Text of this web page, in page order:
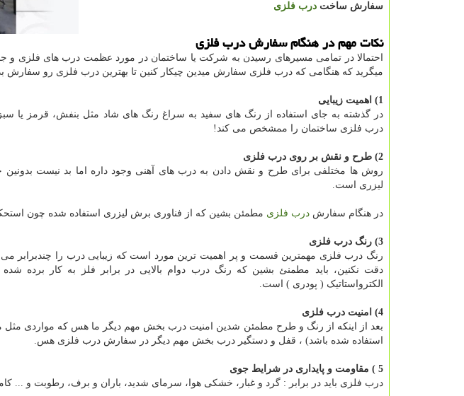
سفارش ساخت درب فلزی
نکات مهم در هنگام سفارش درب فلزی
احتمالا در تمامی مسیرهای رسیدن به شرکت یا ساختمان در مورد عظمت درب های فلزی و
میگرید که هنگامی که درب فلزی سفارش میدین چیکار کنین تا بهترین درب فلزی رو سفارش
1) اهمیت زیبایی
در گذشته به جای استفاده از رنگ های سفید به سراغ رنگ های شاد مثل بنفش، قرمز یا
درب فلزی ساختمان را ممشخص می کند!
2) طرح و نقش بر روی درب فلزی
روش ها مختلفی برای طرح و نقش دادن به درب های آهنی وجود داره اما بد نیست بدونین
لیزری است.
در هنگام سفارش درب فلزی مطمئن بشین که از فناوری برش لیزری استفاده شده چون
3) رنگ درب فلزی
رنگ درب فلزی مهمترین قسمت و پر اهمیت ترین مورد است که زیبایی درب را چندبرابر
دقت نکنین، باید مطمنئ بشین که رنگ درب دوام بالایی در برابر فلز به کار برده
الکترواستاتیک ( پودری ) است.
4) امنیت درب فلزی
بعد از اینکه از رنگ و طرح مطمئن شدین امنیت درب بخش مهم دیگر ما هس که مواردی مثل
استفاده شده باشد) ، قفل و دستگیر درب بخش مهم دیگر در سفارش درب فلزی هس.
5 ) مقاومت و پایداری در شرایط جوی
درب فلزی باید در برابر : گرد و غبار، خشکی هوا، سرمای شدید، باران و برف، رطوبت و ...